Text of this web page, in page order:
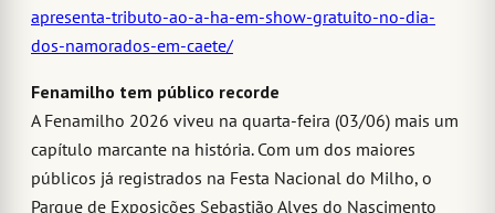
apresenta-tributo-ao-a-ha-em-show-gratuito-no-dia-
dos-namorados-em-caete/
Fenamilho tem público recorde
A Fenamilho 2026 viveu na quarta-feira (03/06) mais um
capítulo marcante na história. Com um dos maiores
públicos já registrados na Festa Nacional do Milho, o
Parque de Exposições Sebastião Alves do Nascimento